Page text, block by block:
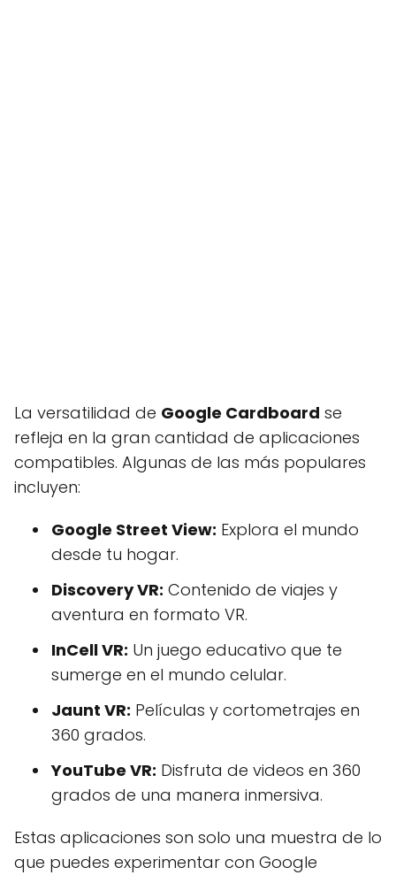
La versatilidad de Google Cardboard se
refleja en la gran cantidad de aplicaciones
compatibles. Algunas de las más populares
incluyen:
Google Street View: Explora el mundo
desde tu hogar.
Discovery VR: Contenido de viajes y
aventura en formato VR.
InCell VR: Un juego educativo que te
sumerge en el mundo celular.
Jaunt VR: Películas y cortometrajes en
360 grados.
YouTube VR: Disfruta de videos en 360
grados de una manera inmersiva.
Estas aplicaciones son solo una muestra de lo
que puedes experimentar con Google